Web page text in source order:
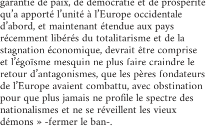
qu’a apporté l’unité à l’Europe occidentale
d’abord, et maintenant étendue aux pays
récemment libérés du totalitarisme et de la
stagnation économique, devrait être comprise
et l’égoïsme mesquin ne plus faire craindre le
retour d’antagonismes, que les pères fondateurs
de l’Europe avaient combattu, avec obstination
pour que plus jamais ne profile le spectre des
nationalismes et ne se réveillent les vieux
démons » -fermer le ban-.